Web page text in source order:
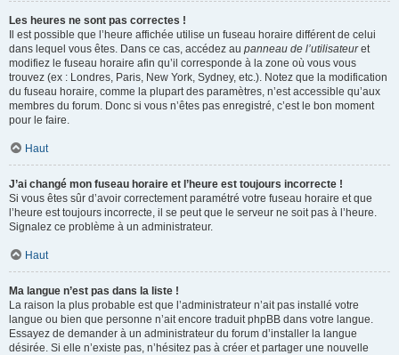
Les heures ne sont pas correctes !
Il est possible que l’heure affichée utilise un fuseau horaire différent de celui
dans lequel vous êtes. Dans ce cas, accédez au panneau de l’utilisateuret
modifiez le fuseau horaire afin qu’il corresponde à la zone où vous vous
trouvez (ex : Londres, Paris, New York, Sydney, etc.). Notez que la modification
du fuseau horaire, comme la plupart des paramètres, n’est accessible qu’aux
membres du forum. Donc si vous n’êtes pas enregistré, c’est le bon moment
pour le faire.
Haut
J’ai changé mon fuseau horaire et l’heure est toujours incorrecte !
Si vous êtes sûr d’avoir correctement paramétré votre fuseau horaire et que
l’heure est toujours incorrecte, il se peut que le serveur ne soit pas à l’heure.
Signalez ce problème à un administrateur.
Haut
Ma langue n’est pas dans la liste !
La raison la plus probable est que l’administrateur n’ait pas installé votre
langue ou bien que personne n’ait encore traduit phpBB dans votre langue.
Essayez de demander à un administrateur du forum d’installer la langue
désirée. Si elle n’existe pas, n’hésitez pas à créer et partager une nouvelle